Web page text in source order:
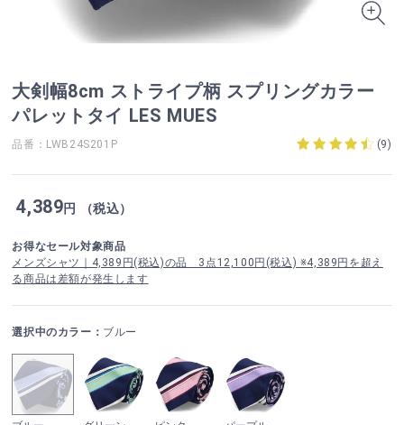
大剣幅8cm ストライプ柄 スプリングカラー
パレットタイ LES MUES
品番：LWB24S201P (9)
4,389円 （税込）
お得なセール対象商品
メンズシャツ｜4,389円(税込)の品 3点12,100円(税込) ※4,389円を超え
る商品は差額が発生します
選択中のカラー： ブルー